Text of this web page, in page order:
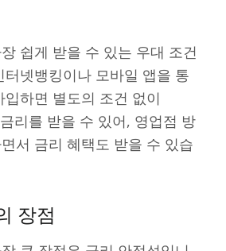
쉽게 받을 수 있는 우대 조건
넷뱅킹이나 모바일 앱을 통
하면 별도의 조건 없이
리를 받을 수 있어, 영업점 방
서 금리 혜택도 받을 수 있습
장점